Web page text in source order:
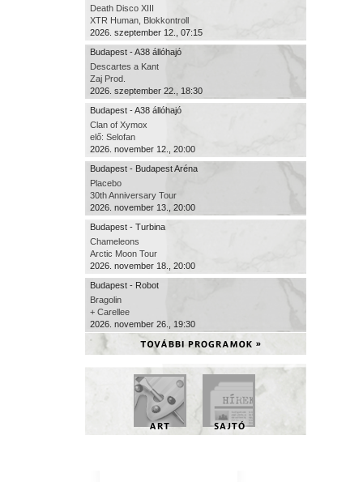
Death Disco XIII
XTR Human, Blokkontroll
2026. szeptember 12., 07:15
Budapest - A38 állóhajó
Descartes a Kant
Zaj Prod.
2026. szeptember 22., 18:30
Budapest - A38 állóhajó
Clan of Xymox
elő: Selofan
2026. november 12., 20:00
Budapest - Budapest Aréna
Placebo
30th Anniversary Tour
2026. november 13., 20:00
Budapest - Turbina
Chameleons
Arctic Moon Tour
2026. november 18., 20:00
Budapest - Robot
Bragolin
+ Carellee
2026. november 26., 19:30